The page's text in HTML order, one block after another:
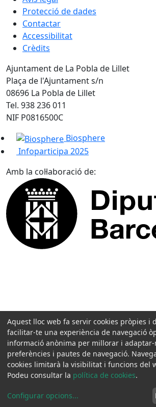
Protecció de dades
Contactar
Accessibilitat
Crèdits
Ajuntament de La Pobla de Lillet
Plaça de l'Ajuntament s/n
08696 La Pobla de Lillet
Tel. 938 236 011
NIF P0816500C
Biosphere
Infoparticipa 2025
Amb la col·laboració de:
Aquest lloc web fa servir cookies pròpies i
facilitar-te una experiència de navegació
informació anònima per millorar i adaptar-
preferències i pautes de navegació.
cookies limitarà la visibilitat i funcions del
Podeu consultar la política de cookies.
Configurar opcions...